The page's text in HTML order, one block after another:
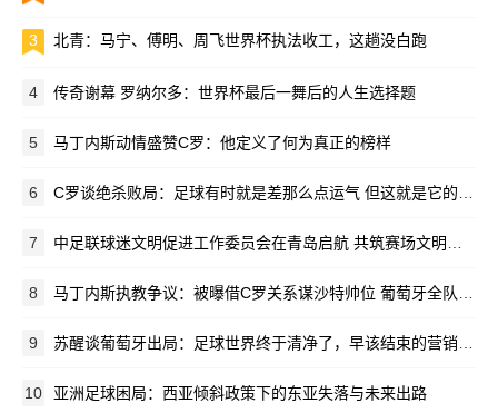
3 北青：马宁、傅明、周飞世界杯执法收工，这趟没白跑
4 传奇谢幕 罗纳尔多：世界杯最后一舞后的人生选择题
5 马丁内斯动情盛赞C罗：他定义了何为真正的榜样
6 C罗谈绝杀败局：足球有时就是差那么点运气 但这就是它的魅力所在
7 中足联球迷文明促进工作委员会在青岛启航 共筑赛场文明新生态
8 马丁内斯执教争议：被曝借C罗关系谋沙特帅位 葡萄牙全队离心离德
9 苏醒谈葡萄牙出局：足球世界终于清净了，早该结束的营销闹剧
10 亚洲足球困局：西亚倾斜政策下的东亚失落与未来出路